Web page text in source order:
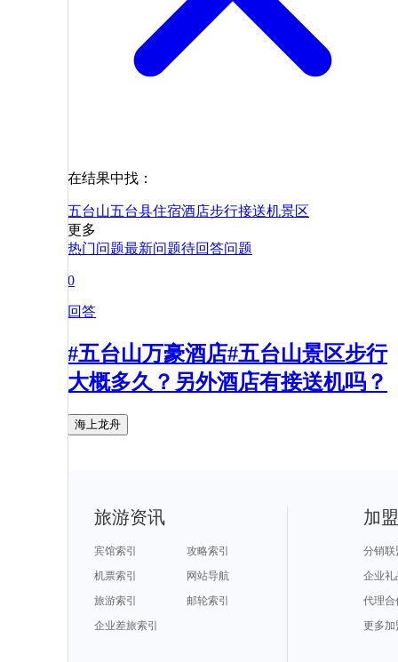
在结果中找：
五台山五台县住宿酒店步行接送机景区
更多
热门问题最新问题待回答问题
0
回答
#五台山万豪酒店#五台山景区步行
大概多久？另外酒店有接送机吗？
海上龙舟
旅游资讯
宾馆索引
攻略索引
机票索引
网站导航
旅游索引
邮轮索引
企业差旅索引
加
分销联
企业礼
代理合
更多加